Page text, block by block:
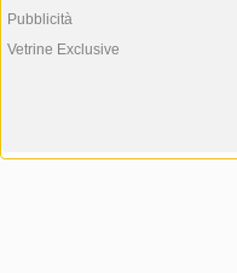
Pubblicità
Vetrine Exclusive